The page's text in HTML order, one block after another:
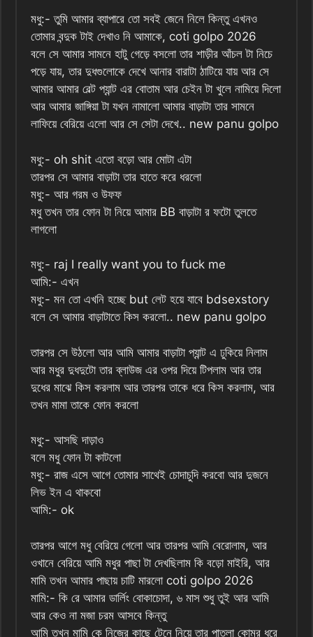
মধু:- তুমি আমার ব্যাপারে তো সবই জেনে নিলে কিন্তু এখনও
তোমার বন্দুক টাই দেখাও নি আমাকে, coti golpo 2026
বলে সে আমার সামনে হাটু গেড়ে বসলো তার শাড়ীর আঁচল টা নিচে
পড়ে যায়, তার দুধগুলোকে দেখে আনার বারাটা ঠাটিয়ে যায় আর সে
আমার আমার বেল্ট প্যান্ট এর বোতাম আর চেইন টা খুলে নামিয়ে দিলো
আর আমার জাঙ্গিয়া টা যখন নামালো আমার বাড়াটা তার সামনে
লাফিয়ে বেরিয়ে এলো আর সে সেটা দেখে.. new panu golpo
মধু:- oh shit এতো বড়ো আর মোটা এটা
তারপর সে আমার বাড়াটা তার হাতে করে ধরলো
মধু:- আর গরম ও উফফ
মধু তখন তার ফোন টা নিয়ে আমার BB বাড়াটা র ফটো তুলতে
লাগলো
মধু:- raj I really want you to fuck me
আমি:- এখন
মধু:- মন তো এখনি হচ্ছে but লেট হয়ে যাবে bdsexstory
বলে সে আমার বাড়াটাতে কিস করলো.. new panu golpo
তারপর সে উঠলো আর আমি আমার বাড়াটা প্যান্ট এ ঢুকিয়ে নিলাম
আর মধুর দুধদুটো তার ব্লাউজ এর ওপর দিয়ে টিপলাম আর তার
দুধের মাঝে কিস করলাম আর তারপর তাকে ধরে কিস করলাম, আর
তখন মামা তাকে ফোন করলো
মধু:- আসছি দাড়াও
বলে মধু ফোন টা কাটলো
মধু:- রাজ এসে আগে তোমার সাথেই চোদাচুদি করবো আর দুজনে
লিভ ইন এ থাকবো
আমি:- ok
তারপর আগে মধু বেরিয়ে গেলো আর তারপর আমি বেরোলাম, আর
ওখানে বেরিয়ে আমি মধুর পাছা টা দেখছিলাম কি বড়ো মাইরি, আর
মামি তখন আমার পাছায় চাটি মারলো coti golpo 2026
মামি:- কি রে আমার ডার্লিং বোকাচোদা, ৬ মাস শুধু তুই আর আমি
আর কেও না মজা চরম আসবে কিন্তু
আমি তখন মামি কে নিজের কাছে টেনে নিয়ে তার পাতলা কোমর ধরে